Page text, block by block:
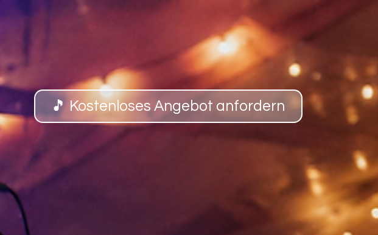
🎵 Kostenloses Angebot anfordern